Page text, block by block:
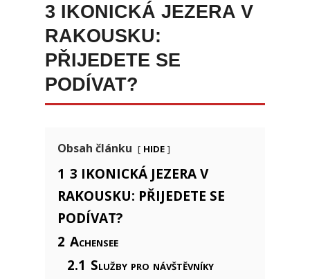
3 IKONICKÁ JEZERA V
RAKOUSKU:
PŘIJEDETE SE
PODÍVAT?
Obsah článku
hide
1 3 IKONICKÁ JEZERA V
RAKOUSKU: PŘIJEDETE SE
PODÍVAT?
2 Achensee
2.1 Služby pro návštěvníky